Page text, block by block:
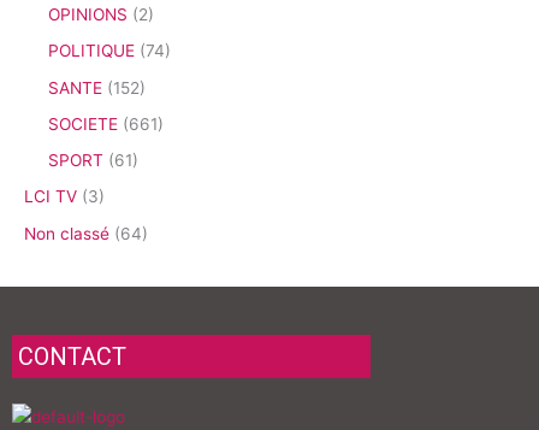
OPINIONS (2)
POLITIQUE (74)
SANTE (152)
SOCIETE (661)
SPORT (61)
LCI TV (3)
Non classé (64)
CONTACT